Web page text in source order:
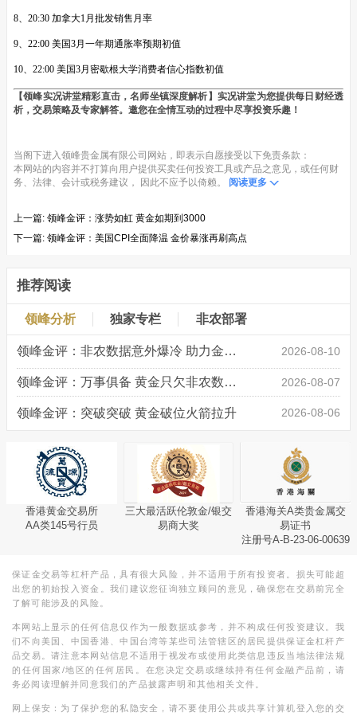
8、20:30 加拿大1月批发销售月率
9、22:00 美国3月一年期通胀率预期初值
10、22:00 美国3月密歇根大学消费者信心指数初值
【领峰实况讲堂精彩直击，名师坐镇深度解析】实况讲堂为您提供每日财经透
析，交易策略及专家解答。邀您在全情互动的过程中尽享投资乐趣！
当阁下进入领峰贵金属有限公司网站，即表示自愿接受以下免责条款：
本网站的内容并不打算向用户提供买卖任何投资工具或产品之意见，或任何财
务、法律、会计或税务建议， 因此不应予以倚赖。 阅读更多
上一篇: 领峰金评：涨势如虹 黄金如期到3000
下一篇: 领峰金评：美国CPI全面降温 金价暴涨再刷高点
推荐阅读
领峰分析 独家专栏 非农部署
领峰金评：非农数据意外爆冷 助力金价大涨创新高 2026-08-10
领峰金评：万事俱备 黄金只欠非农数据“东风” 2026-08-07
领峰金评：突破突破 黄金破位火箭拉升 2026-08-06
香港黄金交易所
AA类145号行员
三大最活跃伦敦金/银交
易商大奖
香港海关A类贵金属交
易证书
注册号A-B-23-06-00639
保证金交易等杠杆产品，具有很大风险，并不适用于所有投资者。损失可能超
出您的初始投入资金。我们建议您征询独立顾问的意见，确保您在交易前完全
了解可能涉及的风险。
本网站上显示的任何信息仅作为一般数据或参考，并不构成任何投资建议。我
们不向美国、中国香港、中国台湾等某些司法管辖区的居民提供保证金杠杆产
品交易。请注意本网站信息不适用于视发布或使用此类信息违反当地法律法规
的任何国家/地区的任何居民。在您决定交易或继续持有任何金融产品前，请
务必阅读理解并同意我们的产品披露声明和其他相关文件。
网上保安：为了保护您的私隐安全，请不要使用公共或共享计算机登入您的交